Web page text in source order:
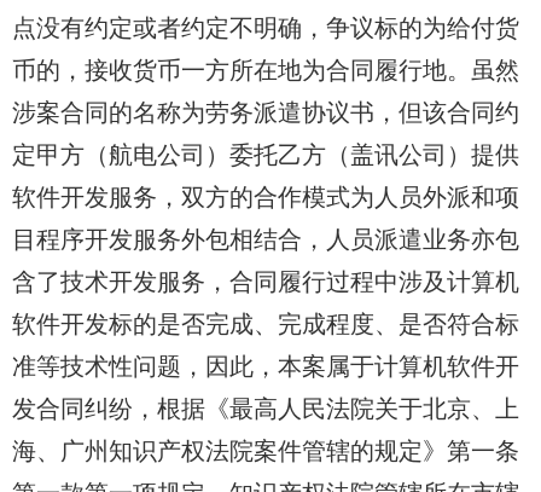
点没有约定或者约定不明确，争议标的为给付货
币的，接收货币一方所在地为合同履行地。虽然
涉案合同的名称为劳务派遣协议书，但该合同约
定甲方（航电公司 ）委托乙方（盖讯公司 ）提供
软件开发服务，双方的合作模式为人员外派和项
目程序开发服务外包相结合，人员派遣业务亦包
含了技术开发服务，合同履行过程中涉及计算机
软件开发标的是否完成、完成程度、是否符合标
准等技术性问题，因此，本案属于计算机软件开
发合同纠纷，根据《最高人民法院关于北京、上
海、广州知识产权法院案件管辖的规定》第一条